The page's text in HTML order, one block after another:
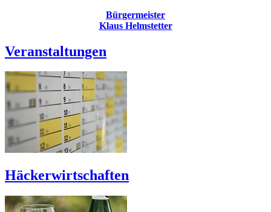
Bürgermeister
Klaus Helmstetter
Veranstaltungen
Häckerwirtschaften